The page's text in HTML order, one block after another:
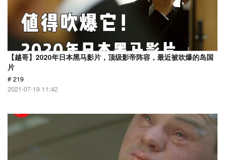
【越哥】2020年日本黑马影片，顶级影帝阵容，最近被吹爆的岛国
片
# 219
2021-07-19 11:42